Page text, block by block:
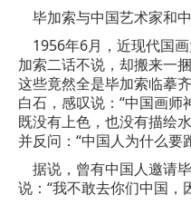
毕加索与中国艺术家和中
1956年6月，近现代国
加索二话不说，却搬来一
这些竟然全是毕加索临摹
白石，感叹说：“中国画师
既没有上色，也没有描绘
并反问：“中国人为什么要
据说，曾有中国人邀请
说：“我不敢去你们中国，